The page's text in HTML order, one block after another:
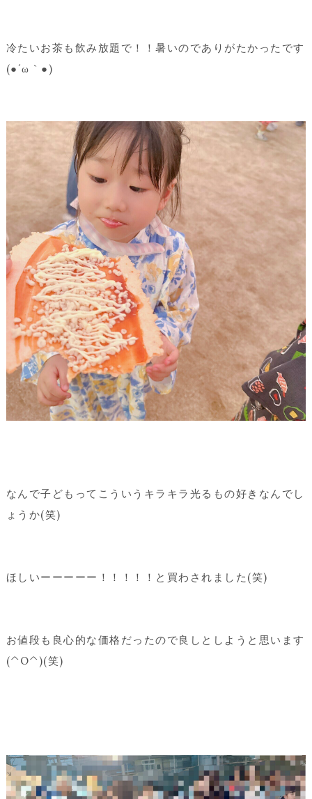
冷たいお茶も飲み放題で！！暑いのでありがたかったです
(●´ω｀●)
なんで子どもってこういうキラキラ光るもの好きなんでし
ょうか(笑)
ほしいーーーーー！！！！！と買わされました(笑)
お値段も良心的な価格だったので良しとしようと思います
(^O^)(笑)